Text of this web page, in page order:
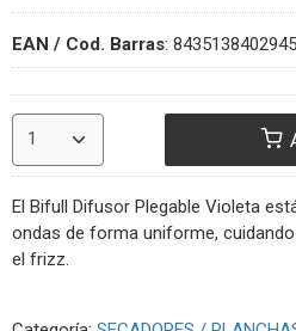
EAN / Cod. Barras: 8435138402945
El Bifull Difusor Plegable Violeta
ondas de forma uniforme,
el frizz.